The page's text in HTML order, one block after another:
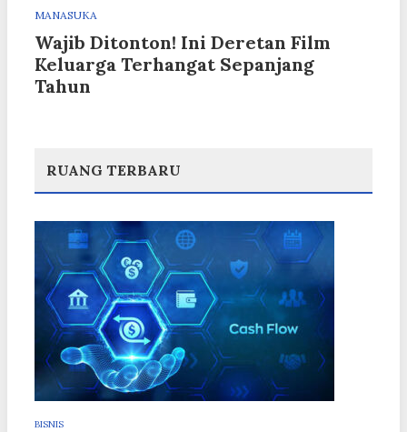
MANASUKA
Wajib Ditonton! Ini Deretan Film
Keluarga Terhangat Sepanjang
Tahun
RUANG TERBARU
BISNIS